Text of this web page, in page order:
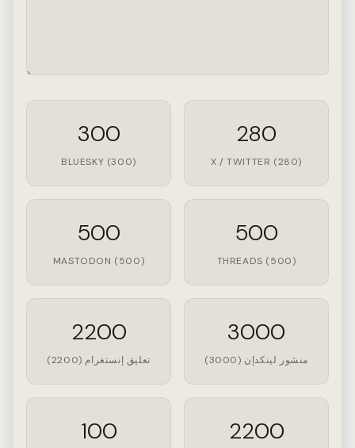
280
X / TWITTER (280)
300
BLUESKY (300)
500
THREADS (500)
500
MASTODON (500)
3000
منشور لينكدإن (3000)
2200
تعليق إنستغرام (2200)
2200
100